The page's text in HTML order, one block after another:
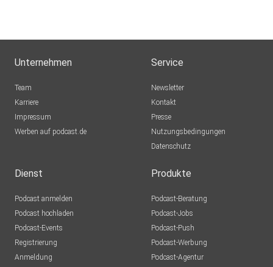
Unternehmen
Team
Karriere
Impressum
Werben auf podcast.de
Service
Newsletter
Kontakt
Presse
Nutzungsbedingungen
Datenschutz
Dienst
Podcast anmelden
Podcast hochladen
Podcast-Events
Registrierung
Anmeldung
Produkte
Podcast-Beratung
Podcast-Jobs
Podcast-Push
Podcast-Werbung
Podcast-Agentur